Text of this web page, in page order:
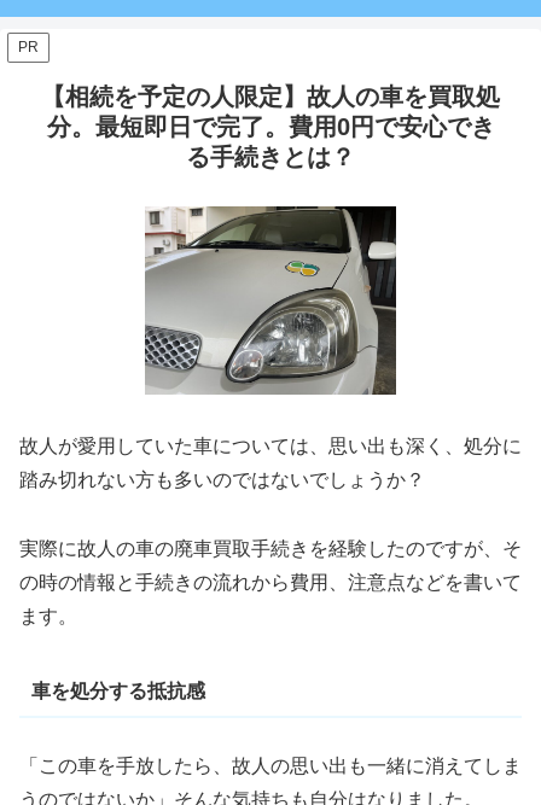
PR
【相続を予定の人限定】故人の車を買取処
分。最短即日で完了。費用0円で安心でき
る手続きとは？
故人が愛用していた車については、思い出も深く、処分に
踏み切れない方も多いのではないでしょうか？
実際に故人の車の廃車買取手続きを経験したのですが、そ
の時の情報と手続きの流れから費用、注意点などを書いて
ます。
車を処分する抵抗感
「この車を手放したら、故人の思い出も一緒に消えてしま
うのではないか」そんな気持ちも自分はなりました。